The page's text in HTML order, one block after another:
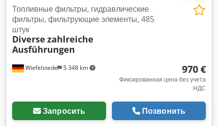
Wiefelstede 5 348 km
Топливные фильтры, гидравлические
фильтры, фильтрующие элементы, 485
штук
Diverse zahlreiche
Ausführungen
970 €
Фиксированная цена без учета
НДС
Запросить Позвонить